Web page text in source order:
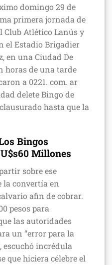
domingo 29 de
primera jornada de
Club Atlético Lanús y
el Estadio Brigadier
en una Ciudad De
horas de una tarde
a 0221. com. ar
delete Bingo de
hasta que la
Bingos
Millones
sobre ese
convertía en
afin de cobrar.
pesos para
las autoridades
un “error para la
escuchó incrédula
que hiciera célebre el